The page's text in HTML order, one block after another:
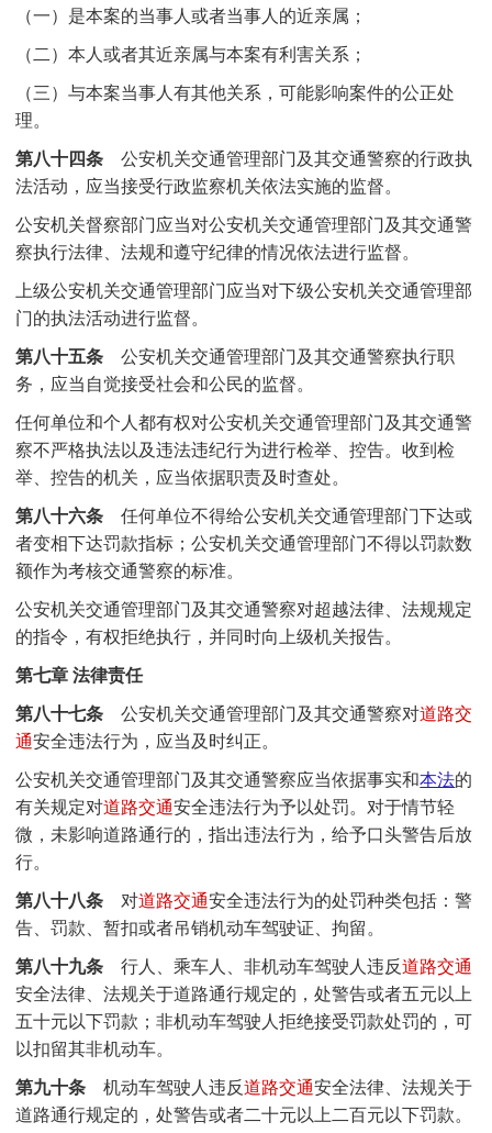
（一）是本案的当事人或者当事人的近亲属；
（二）本人或者其近亲属与本案有利害关系；
（三）与本案当事人有其他关系，可能影响案件的公正处
理。
第八十四条公安机关交通管理部门及其交通警察的行政执
法活动，应当接受行政监察机关依法实施的监督。
公安机关督察部门应当对公安机关交通管理部门及其交通警
察执行法律、法规和遵守纪律的情况依法进行监督。
上级公安机关交通管理部门应当对下级公安机关交通管理部
门的执法活动进行监督。
第八十五条公安机关交通管理部门及其交通警察执行职
务，应当自觉接受社会和公民的监督。
任何单位和个人都有权对公安机关交通管理部门及其交通警
察不严格执法以及违法违纪行为进行检举、控告。收到检
举、控告的机关，应当依据职责及时查处。
第八十六条任何单位不得给公安机关交通管理部门下达或
者变相下达罚款指标；公安机关交通管理部门不得以罚款数
额作为考核交通警察的标准。
公安机关交通管理部门及其交通警察对超越法律、法规规定
的指令，有权拒绝执行，并同时向上级机关报告。
第七章 法律责任
第八十七条公安机关交通管理部门及其交通警察对道路交
通安全违法行为，应当及时纠正。
公安机关交通管理部门及其交通警察应当依据事实和本法的
有关规定对道路交通安全违法行为予以处罚。对于情节轻
微，未影响道路通行的，指出违法行为，给予口头警告后放
行。
第八十八条对道路交通安全违法行为的处罚种类包括：警
告、罚款、暂扣或者吊销机动车驾驶证、拘留。
第八十九条行人、乘车人、非机动车驾驶人违反道路交通
安全法律、法规关于道路通行规定的，处警告或者五元以上
五十元以下罚款；非机动车驾驶人拒绝接受罚款处罚的，可
以扣留其非机动车。
第九十条机动车驾驶人违反道路交通安全法律、法规关于
道路通行规定的，处警告或者二十元以上二百元以下罚款。